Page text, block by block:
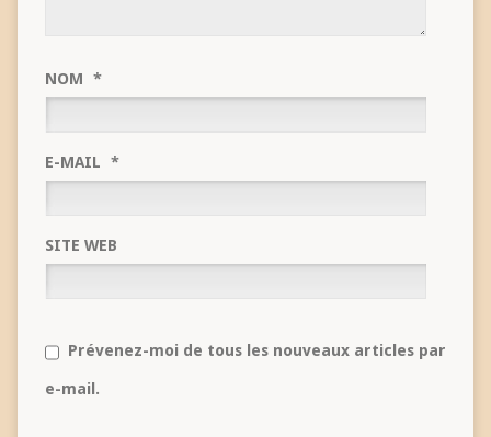
NOM *
E-MAIL *
SITE WEB
Prévenez-moi de tous les nouveaux articles par
e-mail.